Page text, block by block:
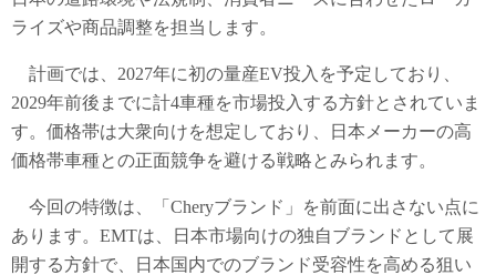
ライズや商品調整を担当します。
計画では、2027年に初の量産EV投入を予定しており、
2029年前後までに計4車種を市場投入する方針とされていま
す。価格帯は大衆向けを想定しており、日本メーカーの高
価格帯車種との正面競争を避ける戦略とみられます。
今回の特徴は、「Cheryブランド」を前面に出さない点に
あります。EMTは、日本市場向けの独自ブランドとして展
開する方針で、日本国内でのブランド受容性を高める狙い